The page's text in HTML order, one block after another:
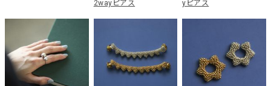
2wayピアス
yピアス